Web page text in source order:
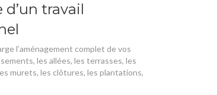
d’un travail
l’aménagement complet de vos
les allées, les terrasses, les
murets, les clôtures, les plantations,